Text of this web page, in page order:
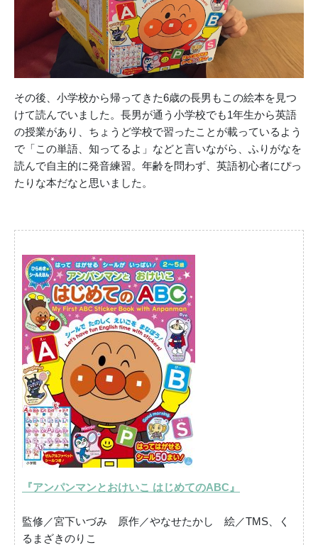
その後、小学校から帰ってきた6歳の長男もこの絵本を見つ
けて読んでいました。長男が通う小学校でも1年生から英語
の授業があり、ちょうど学校で習ったことが載っているよう
で「この単語、知ってるよ」などと言いながら、ふりがなを
読んで自主的に発音練習。年齢を問わず、英語初心者にぴっ
たりな本だなと思いました。
『アンパンマンとおけいこ はじめてのABC』
監修／宮下いづみ 原作／やなせたかし 絵／TMS、く
るまざきのりこ